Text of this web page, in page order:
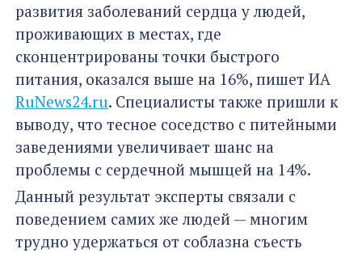
развития заболеваний сердца у людей,
проживающих в местах, где
сконцентрированы точки быстрого
питания, оказался выше на 16%, пишет ИА
RuNews24.ru. Специалисты также пришли к
выводу, что тесное соседство с питейными
заведениями увеличивает шанс на
проблемы с сердечной мышцей на 14%.
Данный результат эксперты связали с
поведением самих же людей — многим
трудно удержаться от соблазна съесть